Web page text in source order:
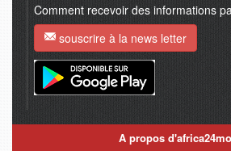
Comment recevoir des informations
souscrire à la news letter
A propos